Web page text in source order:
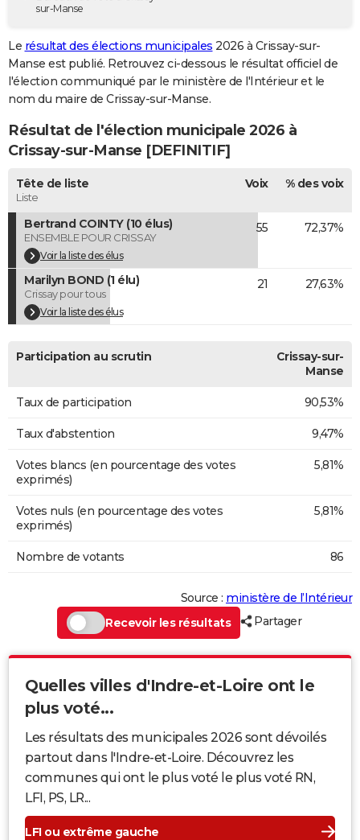
Destinations
City break
Voyage nature
Voyage de noces
Forum
GUIDES D'ACHAT
BONS PLANS
Carte de Noël
Carte Bonne année
Carte Saint-Valentin
Carte Pâques
Carte d'anniversaire
DICTIONNAIRE
Dictionnaire
Biographies
Citations
Expressions
Proverbes
PROGRAMME TV
COPAINS D'AVANT
S'inscrire
Se connecter
Lycées
Collèges
Primaires
Universités
Entreprises
Service militaire
Avis de recherche
AVIS DE DÉCÈS
FORUM
Bricolage
Lifestyle
Culture
Sport
Auto
Television
Voyage
Cinema
sur-Manse
Le résultat des élections municipales 2026 à Crissay-sur-
Manse est publié. Retrouvez ci-dessous le résultat officiel de
l'élection communiqué par le ministère de l'Intérieur et le
nom du maire de Crissay-sur-Manse.
Résultat de l'élection municipale 2026 à
Crissay-sur-Manse [DEFINITIF]
Tête de liste
Liste
Voix % des voix
Bertrand COINTY (10 élus)
ENSEMBLE POUR CRISSAY
Voir la liste des élus
55 72,37%
Marilyn BOND (1 élu)
Crissay pour tous
Voir la liste des élus
21 27,63%
Participation au scrutin
Crissay-sur-
Manse
Taux de participation 90,53%
Taux d'abstention 9,47%
Votes blancs (en pourcentage des votes
exprimés)
5,81%
Votes nuls (en pourcentage des votes
exprimés)
5,81%
Nombre de votants 86
Source : ministère de l’Intérieur
Recevoir les résultats
Partager
Quelles villes d'Indre-et-Loire ont le
plus voté...
Les résultats des municipales 2026 sont dévoilés
partout dans l'Indre-et-Loire. Découvrez les
communes qui ont le plus voté le plus voté RN,
LFI, PS, LR...
LFI ou extrême gauche